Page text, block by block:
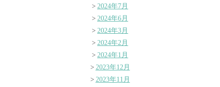
2024年7月
2024年6月
2024年3月
2024年2月
2024年1月
2023年12月
2023年11月